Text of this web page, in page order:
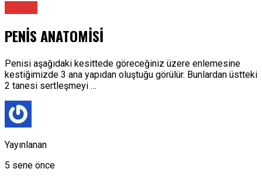
PENİS ANATOMİSİ
Penisi aşağıdaki kesittede göreceğiniz üzere enlemesine
kestiğimizde 3 ana yapıdan oluştuğu görülür. Bunlardan üstteki
2 tanesi sertleşmeyi …
Yayınlanan
5 sene önce